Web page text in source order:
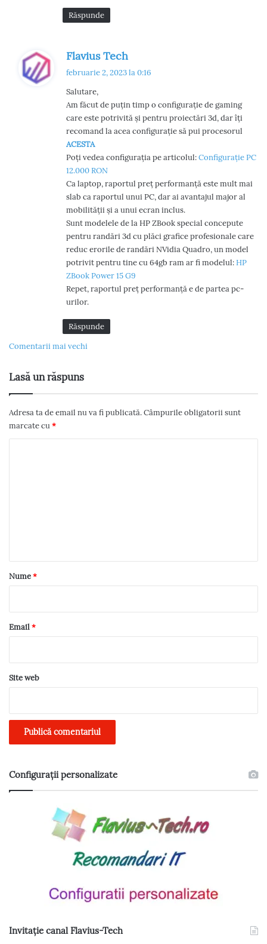
Răspunde
Flavius Tech
p
e
:
februarie 2, 2023 la 0:16
Salutare,
Am făcut de puțin timp o configurație de gaming
care este potrivită și pentru proiectări 3d, dar îți
recomand la acea configurație să pui procesorul
ACESTA
Poți vedea configurația pe articolul:Configurație PC
12.000 RON
Ca laptop, raportul preț performanță este mult mai
slab ca raportul unui PC, dar ai avantajul major al
mobilității și a unui ecran inclus.
Sunt modelele de la HP ZBook special concepute
pentru randări 3d cu plăci grafice profesionale care
reduc erorile de randări NVidia Quadro, un model
potrivit pentru tine cu 64gb ram ar fi modelul:HP
ZBook Power 15 G9
Repet, raportul preț performanță e de partea pc-
urilor.
Răspunde
N
a
v
i
g
c
m
e
n
t
r
i
i
Comentarii mai vechi
Lasă un răspuns
Adresa ta de email nu va fi publicată.Câmpurile obligatorii sunt
marcate cu*
r
*
Nume*
Email*
Site web
Configurații personalizate
Invitație canal Flavius-Tech